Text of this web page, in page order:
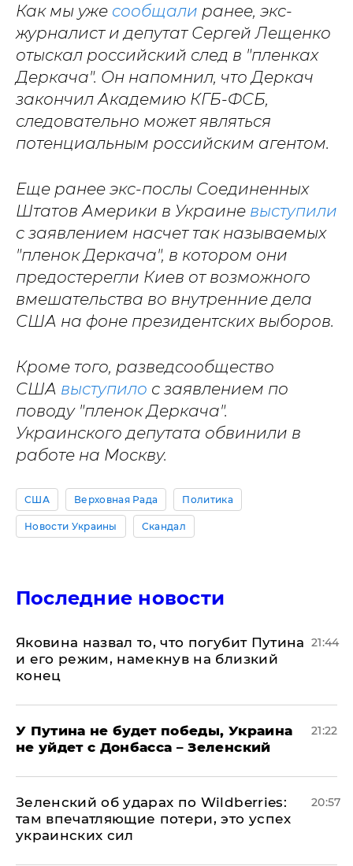
Как мы уже сообщали ранее, экс-
журналист и депутат Сергей Лещенко
отыскал российский след в "пленках
Деркача". Он напомнил, что Деркач
закончил Академию КГБ-ФСБ,
следовательно может являться
потенциальным российским агентом.
Еще ранее экс-послы Соединенных
Штатов Америки в Украине выступили
с заявлением насчет так называемых
"пленок Деркача", в котором они
предостерегли Киев от возможного
вмешательства во внутренние дела
США на фоне президентских выборов.
Кроме того, разведсообщество
США выступило с заявлением по
поводу "пленок Деркача".
Украинского депутата обвинили в
работе на Москву.
США Верховная Рада Политика
Новости Украины Скандал
Последние новости
Яковина назвал то, что погубит Путина
и его режим, намекнув на близкий
конец
21:44
У Путина не будет победы, Украина
не уйдет с Донбасса – Зеленский
21:22
Зеленский об ударах по Wildberries:
там впечатляющие потери, это успех
украинских сил
20:57